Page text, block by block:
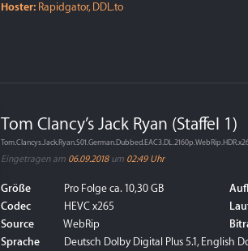
Hoster: Rapidgator, DDL.to
Tom Clancy’s Jack Ryan (Staffel 1)
Eingetragen am 06.09.2018um 02:49 Uhr
Größe
Pro Folge ca. 10,30 GB
Codec
HEVC x265
Source
WebRip
Sprache
Deutsch Dolby Digital Plus 5.1, English